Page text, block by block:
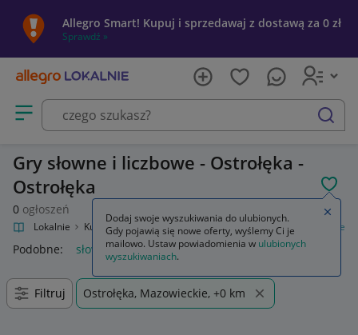
Allegro Smart! Kupuj i sprzedawaj z dostawą za 0 zł
Sprawdź »
Otwórz menu z kategoriami
szukaj
Gry słowne i liczbowe - Ostrołęka -
Ostrołęka
0 ogłoszeń
Lokalnie Kultura i rozrywka Gry Planszowe Słowne i liczbowe
Podobne: słowne i liczbowe
Filtruj Ostrołęka, Mazowieckie, +0 km
Dodaj swoje wyszukiwania do ulubionych.
Gdy pojawią się nowe oferty, wyślemy Ci je
mailowo. Ustaw powiadomienia w ulubionych
wyszukiwaniach.